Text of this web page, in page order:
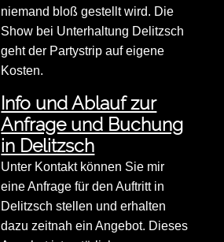
niemand bloß gestellt wird. Die
Show bei Unterhaltung Delitzsch
geht der Partystrip auf eigene
Kosten.
Info und Ablauf zur
Anfrage und Buchung
in Delitzsch
Unter Kontakt können Sie mir
eine Anfrage für den Auftritt in
Delitzsch stellen und erhalten
dazu zeitnah ein Angebot. Dieses